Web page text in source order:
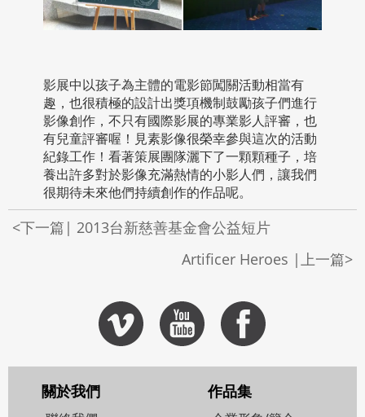
影展中以孩子為主體的電影節闖關活動相當有
趣，也很積極的設計出獎項機制鼓勵孩子們進行
影像創作，不只有國際影展的專業影人評審，也
有兒童評審喔！見素影像很榮幸參與這次的活動
紀錄工作！看著策展團隊灑下了一顆顆種子，培
養出許多對於影像充滿熱情的小影人們，讓我們
很期待未來他們持續創作的作品呢。
<下一篇| 2013台新慈善基金會公益短片
Artificer Heroes |上一篇>
關於我們 作品集